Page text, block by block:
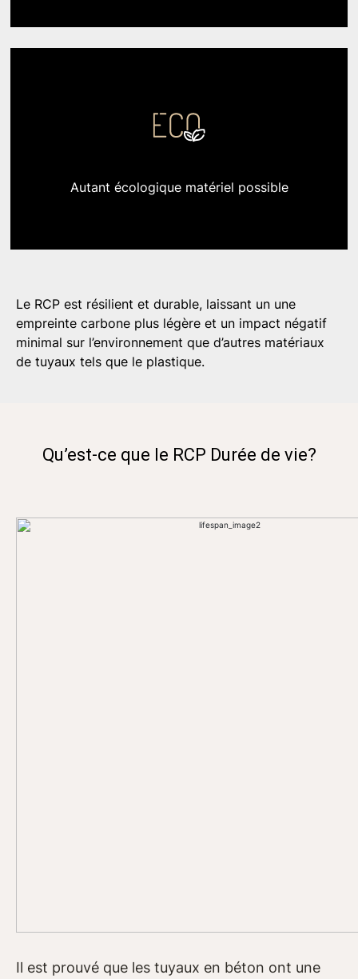
Autant écologiquematériel possible
Le RCP est résilient et durable, laissant un une
empreinte carbone plus légère et un impact négatif
minimal sur l’environnement que d’autres matériaux
de tuyaux tels que le plastique.
Qu’est-ce que le RCP Durée de vie?
Il est prouvé que les tuyaux en béton ont une